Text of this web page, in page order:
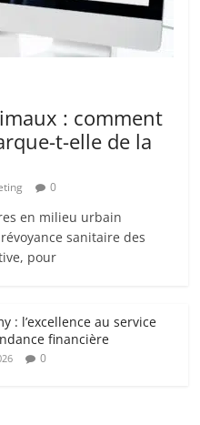
: comment
t-elle de la
0
en milieu urbain
sanitaire des
pour
: l’excellence au service
financière
0